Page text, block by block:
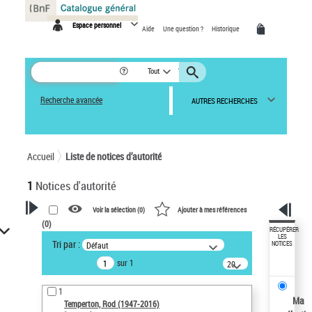
Espace personnel Aide Une question ? Historique
Tout
Recherche avancée AUTRES RECHERCHES
Accueil Liste de notices d’autorité
1 Notices d'autorité
VOTRE RECHERCHE
Recherche avancée dans les
notices d’autorité
Œuvres liées à l'auteur :
Temperton, Rod (1947-2016)
Voir la sélection (0) Ajouter à mes références
(0)
Tri par : Défaut
sur 1
20
résultats/page
1
Temperton, Rod (1947-2016)
RÉCUPÉRER
LES
NOTICES
Ma
Panneau de gestion des cookies